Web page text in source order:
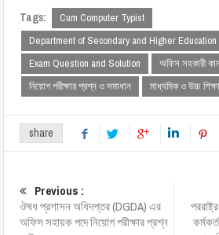
Tags:
Cum Computer Typist
Department of Secondary and Higher Education
Exam Question and Solution
অফিস সহকারী
নিয়োগ পরীক্ষার প্রশ্ন ও সমাধান
মাধ্যমিক ও উচ্চ
share
Previous :
ঔষধ প্রশাসন অধিদপ্তর (DGDA) এর
অফিস সহায়ক পদে নিয়োগ পরীক্ষার প্রশ্ন